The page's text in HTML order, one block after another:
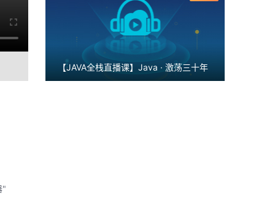
【JAVA全栈直播课】Java · 激荡三十年
"